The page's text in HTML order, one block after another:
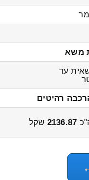
משא
עד
רהיטים
2136.87 שקל